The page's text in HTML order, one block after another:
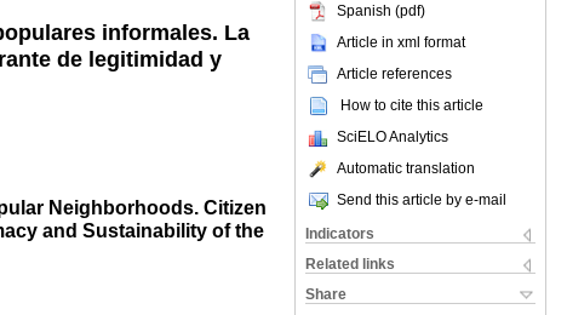
Spanish (pdf)
Article in xml format
Article references
How to cite this article
SciELO Analytics
Automatic translation
Send this article by e-mail
Indicators
Related links
Share
informales. La
de legitimidad y
Neighborhoods. Citizen
and Sustainability of the